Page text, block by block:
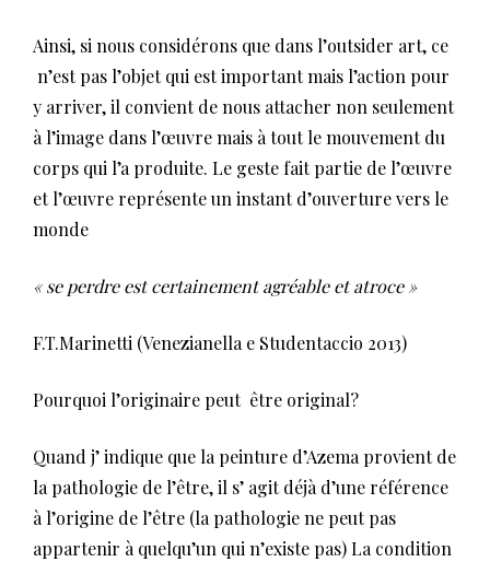
Ainsi, si nous considérons que dans l’outsider art, ce
n’est pas l’objet qui est important mais l’action pour
y arriver, il convient de nous attacher non seulement
à l’image dans l’œuvre mais à tout le mouvement du
corps qui l’a produite. Le geste fait partie de l’œuvre
et l’œuvre représente un instant d’ouverture vers le
monde
« se perdre est certainement agréable et atroce »
F.T.Marinetti (Venezianella e Studentaccio 2013)
Pourquoi l’originaire peut être original?
Quand j’ indique que la peinture d’Azema provient de
la pathologie de l’être, il s’ agit déjà d’une référence
à l’origine de l’être (la pathologie ne peut pas
appartenir à quelqu’un qui n’existe pas) La condition